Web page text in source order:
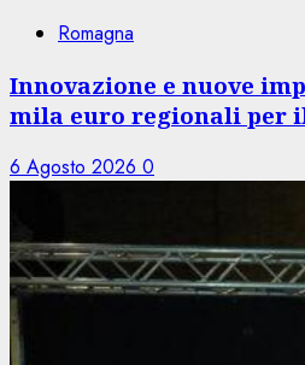
Romagna
Innovazione e nuove
mila euro regionali per
6 Agosto 2026 0